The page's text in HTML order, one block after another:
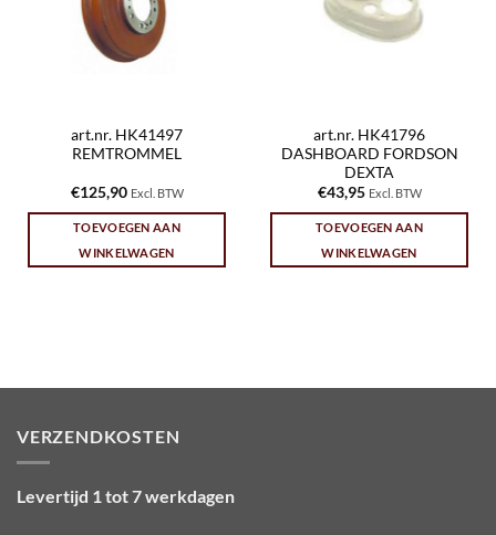
art.nr. HK41497
REMTROMMEL
€125,90 Excl. BTW
TOEVOEGEN AAN
WINKELWAGEN
art.nr. HK41796
DASHBOARD FORDSON
DEXTA
€43,95 Excl. BTW
TOEVOEGEN AAN
WINKELWAGEN
VERZENDKOSTEN
Levertijd 1 tot 7 werkdagen